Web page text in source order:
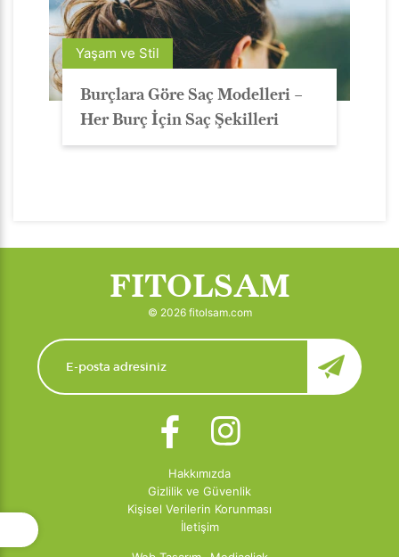
Yaşam ve Stil
Burçlara Göre Saç Modelleri –
Her Burç İçin Saç Şekilleri
FITOLSAM
© 2026 fitolsam.com
Hakkımızda
Gizlilik ve Güvenlik
Kişisel Verilerin Korunması
İletişim